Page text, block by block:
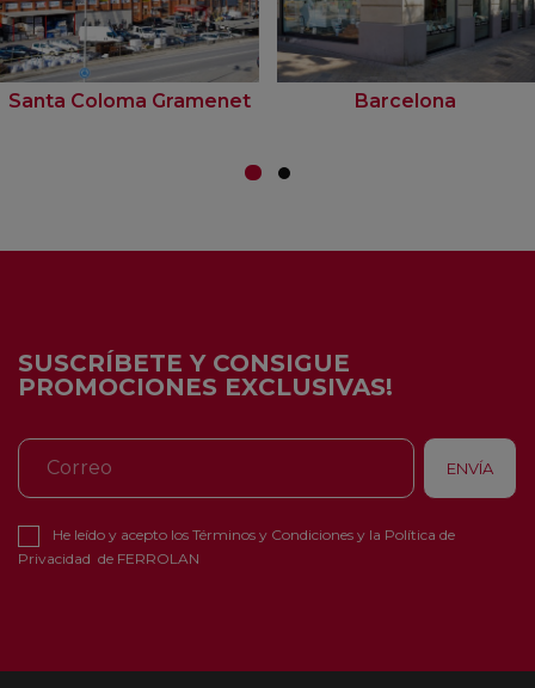
Santa Coloma Gramenet Barcelona
SUSCRÍBETE Y CONSIGUE
PROMOCIONES EXCLUSIVAS!
He leído y acepto los Términos y Condiciones y la Política de
Privacidad de FERROLAN